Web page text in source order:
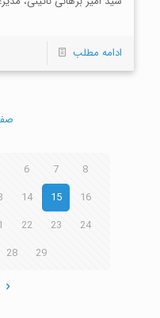
ادامه مطلب
6 7
8
14 15
16
22 23
24
28 29